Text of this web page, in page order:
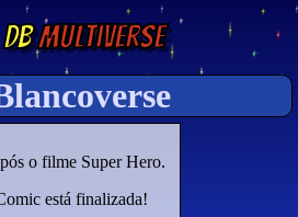
DBMultiverse
o filme Super Hero.
está finalizada!